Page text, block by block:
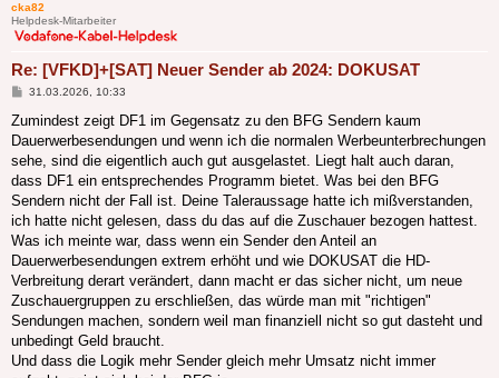
cka82
Helpdesk-Mitarbeiter
Re: [VFKD]+[SAT] Neuer Sender ab 2024: DOKUSAT
Beitrag
31.03.2026, 10:33
Zumindest zeigt DF1 im Gegensatz zu den BFG Sendern kaum
Dauerwerbesendungen und wenn ich die normalen Werbeunterbrechungen
sehe, sind die eigentlich auch gut ausgelastet. Liegt halt auch daran,
dass DF1 ein entsprechendes Programm bietet. Was bei den BFG
Sendern nicht der Fall ist. Deine Taleraussage hatte ich mißverstanden,
ich hatte nicht gelesen, dass du das auf die Zuschauer bezogen hattest.
Was ich meinte war, dass wenn ein Sender den Anteil an
Dauerwerbesendungen extrem erhöht und wie DOKUSAT die HD-
Verbreitung derart verändert, dann macht er das sicher nicht, um neue
Zuschauergruppen zu erschließen, das würde man mit "richtigen"
Sendungen machen, sondern weil man finanziell nicht so gut dasteht und
unbedingt Geld braucht.
Und dass die Logik mehr Sender gleich mehr Umsatz nicht immer